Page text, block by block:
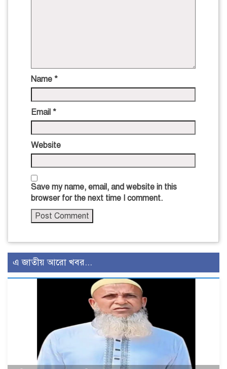
Name *
Email *
Website
Save my name, email, and website in this
browser for the next time I comment.
এ জাতীয় আরো খবর...